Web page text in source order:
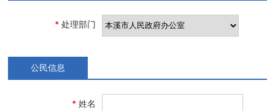
* 处理部门
公民信息
* 姓名